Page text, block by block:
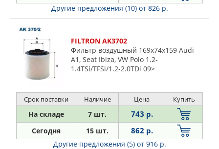
Другие предложения (10) от 826 р.
FILTRON AK3702
Фильтр воздушный 169x74x159 Audi
A1, Seat Ibiza, VW Polo 1.2-
1.4TSi/TFSi/1.2-2.0TDi 09>
Срок поставки Наличие Цена Купить
На складе 7 шт. 743 р.
Сегодня 15 шт. 862 р.
Другие предложения (5) от 916 р.